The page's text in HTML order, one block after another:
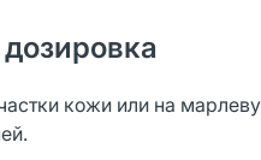
кожи или на